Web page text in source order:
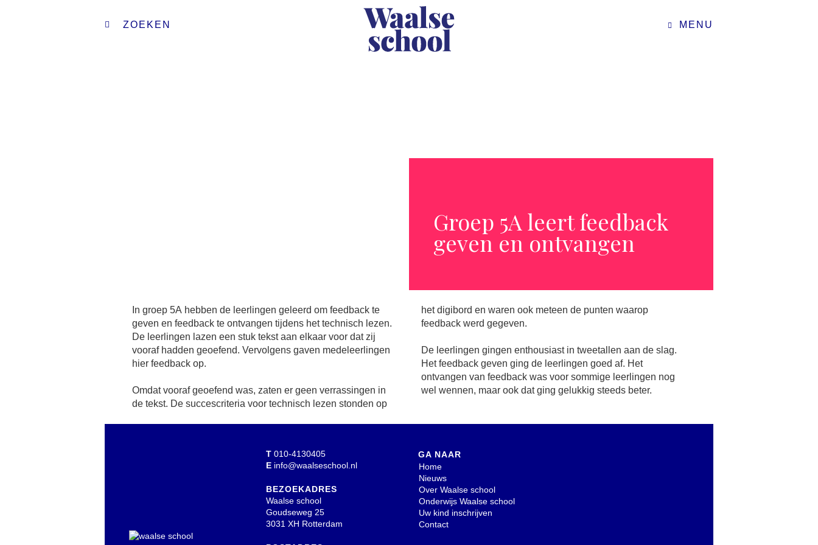
ZOEKEN MENU
Groep 5A leert feedback
geven en ontvangen
In groep 5A hebben de leerlingen geleerd om feedback te
geven en feedback te ontvangen tijdens het technisch lezen.
De leerlingen lazen een stuk tekst aan elkaar voor dat zij
vooraf hadden geoefend. Vervolgens gaven medeleerlingen
hier feedback op.
Omdat vooraf geoefend was, zaten er geen verrassingen in
de tekst. De succescriteria voor technisch lezen stonden op
het digibord en waren ook meteen de punten waarop
feedback werd gegeven.
De leerlingen gingen enthousiast in tweetallen aan de slag.
Het feedback geven ging de leerlingen goed af. Het
ontvangen van feedback was voor sommige leerlingen nog
wel wennen, maar ook dat ging gelukkig steeds beter.
T 010-4130405
E info@waalseschool.nl
BEZOEKADRES
Waalse school
Goudseweg 25
3031 XH Rotterdam
GA NAAR
Home
Nieuws
Over Waalse school
Onderwijs Waalse school
Uw kind inschrijven
Contact